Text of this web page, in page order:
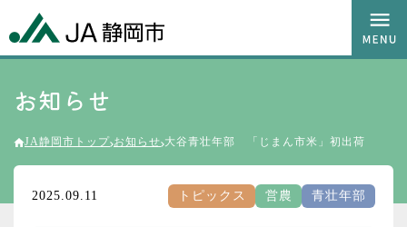
お知らせ
JA静岡市トップ お知らせ 大谷青壮年部 「じまん市米」初出荷
2025.09.11 トピックス 営農 青壮年部